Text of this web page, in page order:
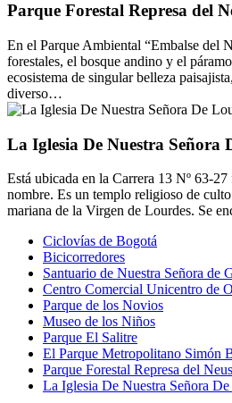
Parque Forestal Represa del
En el Parque Ambiental “Embalse del
forestales, el bosque andino y el
ecosistema de singular belleza
diverso…
La Iglesia De Nuestra Señora
Está ubicada en la Carrera 13 Nº 63-
nombre. Es un templo religioso de
mariana de la Virgen de Lourdes. Se
Ciclovías de Bogotá
Bicicorredores
Santuario de Nuestra Señora de
Centro Comercial Unicentro de
Parque de los Novios
Museo de los Niños
Parque El Salitre
El Parque Metropolitano Simón
Parque Forestal Represa del
La Iglesia De Nuestra Señora